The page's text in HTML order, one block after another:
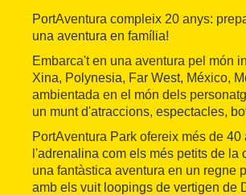
PortAventura compleix 20 anys:
una aventura en família!
Embarca't en una aventura pel món
Xina, Polynesia, Far West, México,
ambientada en el món dels
un munt d'atraccions, espectacles,
PortAventura Park ofereix més de
l'adrenalina com els més petits de
una fantàstica aventura en un regne
amb els vuit loopings de vertigen de